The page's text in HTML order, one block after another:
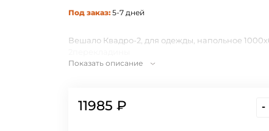
Под заказ: 5-7 дней
Вешало Квадро-2, для одежды, напольное
Показать описание
11985 ₽ -